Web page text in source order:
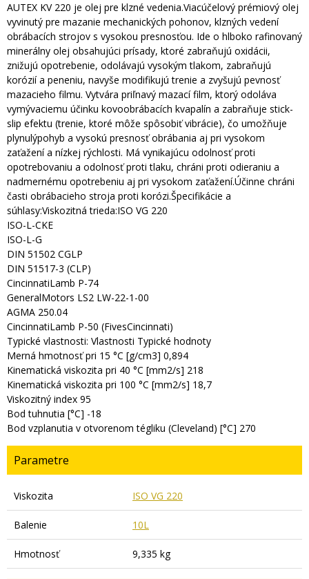
AUTEX KV 220 je olej pre klzné vedenia.Viacúčelový prémiový olej
vyvinutý pre mazanie mechanických pohonov, klzných vedení
obrábacích strojov s vysokou presnosťou. Ide o hlboko rafinovaný
minerálny olej obsahujúci prísady, ktoré zabraňujú oxidácii,
znižujú opotrebenie, odolávajú vysokým tlakom, zabraňujú
korózií a peneniu, navyše modifikujú trenie a zvyšujú pevnosť
mazacieho filmu. Vytvára priľnavý mazací film, ktorý odoláva
vymývaciemu účinku kovoobrábacích kvapalín a zabraňuje stick-
slip efektu (trenie, ktoré môže spôsobiť vibrácie), čo umožňuje
plynulýpohyb a vysokú presnosť obrábania aj pri vysokom
zaťažení a nízkej rýchlosti. Má vynikajúcu odolnosť proti
opotrebovaniu a odolnosť proti tlaku, chráni proti odieraniu a
nadmernému opotrebeniu aj pri vysokom zaťažení.Účinne chráni
časti obrábacieho stroja proti korózi.Špecifikácie a
súhlasy:Viskozitná trieda:ISO VG 220
ISO-L-CKE
ISO-L-G
DIN 51502 CGLP
DIN 51517-3 (CLP)
CincinnatiLamb P-74
GeneralMotors LS2 LW-22-1-00
AGMA 250.04
CincinnatiLamb P-50 (FivesCincinnati)
Typické vlastnosti: Vlastnosti Typické hodnoty
Merná hmotnosť pri 15 °C [g/cm3] 0,894
Kinematická viskozita pri 40 °C [mm2/s] 218
Kinematická viskozita pri 100 °C [mm2/s] 18,7
Viskozitný index 95
Bod tuhnutia [°C] -18
Bod vzplanutia v otvorenom tégliku (Cleveland) [°C] 270
Parametre
Viskozita ISO VG 220
Balenie 10L
Hmotnosť 9,335 kg